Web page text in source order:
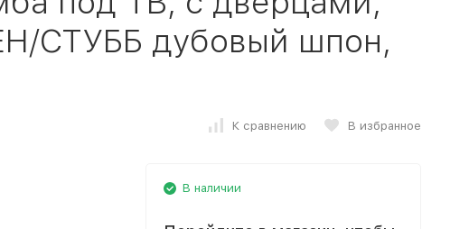
СТУББ дубовый шпон,
К сравнению В избранное
В наличии